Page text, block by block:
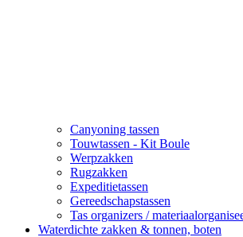
Canyoning tassen
Touwtassen - Kit Boule
Werpzakken
Rugzakken
Expeditietassen
Gereedschapstassen
Tas organizers /
Waterdichte zakken & tonnen, boten